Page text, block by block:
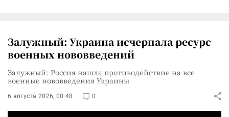
Залужный: Украина исчерпала ресурс
военных нововведений
Залужный: Россия нашла противодействие на все
военные нововведения Украины
6 августа 2026, 00:48 0